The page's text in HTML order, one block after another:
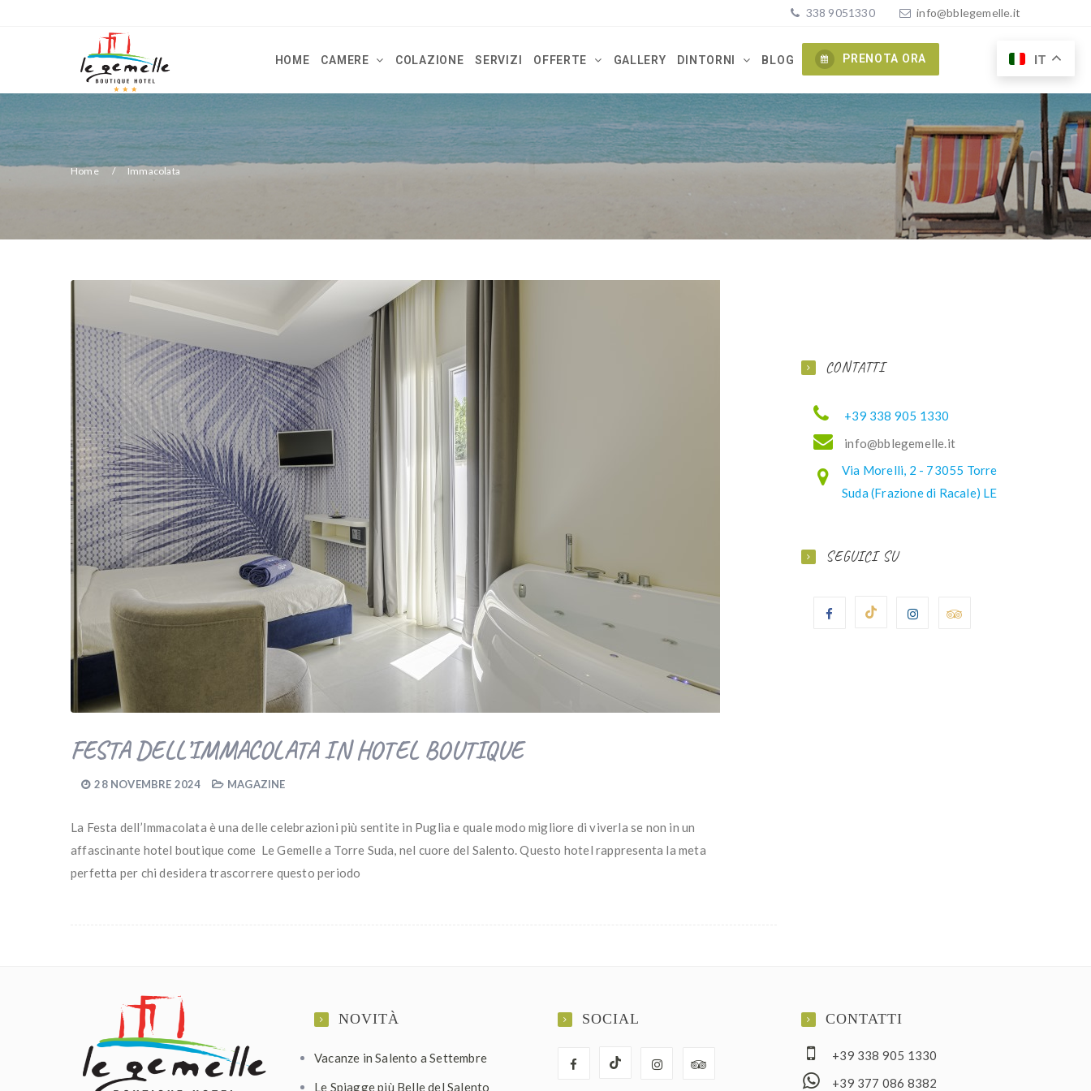
338 9051330 ti.el
lemeg
elbb@
ofni
HOME CAMERE COLAZIONE SERVIZI OFFERTE GALLERY DINTORNI BLOG PRENOTA ORA
Home Immacolata
FESTA DELL’IMMACOLATA IN HOTEL BOUTIQUE
28 NOVEMBRE 2024 MAGAZINE
La Festa dell’Immacolata è una delle celebrazioni più sentite in Puglia e quale modo migliore di viverla se non in un
affascinante hotel boutique come Le Gemelle a Torre Suda, nel cuore del Salento. Questo hotel rappresenta la meta
perfetta per chi desidera trascorrere questo periodo
CONTATTI
+39 338 905 1330
ti.el
lemeg
elbb@
ofni
Via Morelli, 2 - 73055 Torre
Suda (Frazione di Racale) LE
SEGUICI SU
NOVITÀ
Vacanze in Salento a Settembre
Le Spiagge più Belle del Salento
SOCIAL CONTATTI
+39 338 905 1330
+39 377 086 8382
IT